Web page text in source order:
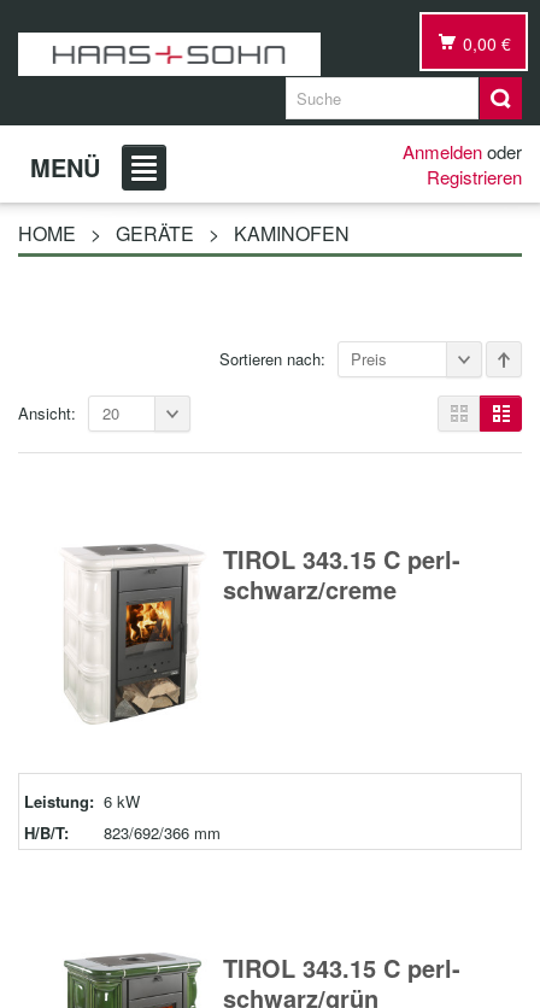
0,00 €
MENÜ Anmeldenoder
Registrieren
HOME > GERÄTE > KAMINOFEN
Sortieren nach: Preis
Ansicht: 20
TIROL 343.15 C perl-
schwarz/creme
Leistung: 6 kW
H/B/T:
823/692/366 mm
TIROL 343.15 C perl-
schwarz/grün